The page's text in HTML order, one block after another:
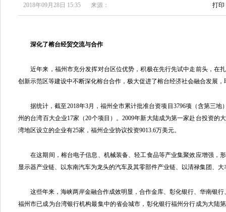
2018年09月28日 15:35 来源： 打印
深化了榕台经贸交流与合作
近年来，福州市充分发挥对台区位优势，积极在先行先试中走前头，在
创新示范区等建设中不断深化榕台合作，极大促进了榕台经济社会融合发展，
据统计，截至2018年3月，福州全市累计批准台资项目3796项（含第三地
州的台湾百大企业17家（20个项目）。2009年新大陆成为第一家赴台投资的
湾地区设立的企业有25家，福州企业协议投资9013.6万美元。
在这期间，榕台电子信息、机械装备、轻工食品等产业集聚效应增强，
显示器产业链、以东南汽车为龙头的汽车及其零部件产业链、以清禄集团、
这些年来，海峡两岸金融合作成效明显，合作金库、彰化银行、华南银行
福州市已成为台湾银行机构最集中的省会城市，彰化银行福州分行成为大陆